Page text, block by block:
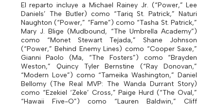
El reparto incluye a Michael Rainey Jr. (“Power,” Lee
Daniels’ The Butler) como “Tariq St. Patrick,” Naturi
Naughton (“Power,” “Fame”) como “Tasha St. Patrick,”
Mary J. Blige (Mudbound, “The Umbrella Academy”)
como “Monet Stewart Tejada,” Shane Johnson
(“Power,” Behind Enemy Lines) como “Cooper Saxe,”
Gianni Paolo (Ma, “The Fosters”) como “Brayden
Weston,” Quincy Tyler Bernstine (“Ray Donovan,”
“Modern Love”) como “Tameika Washington,” Daniel
Bellomy (The Real MVP: The Wanda Durrant Story)
como “Ezekiel ‘Zeke’ Cross,” Paige Hurd (“The Oval,”
“Hawaii Five-O”) como “Lauren Baldwin,” Cliff